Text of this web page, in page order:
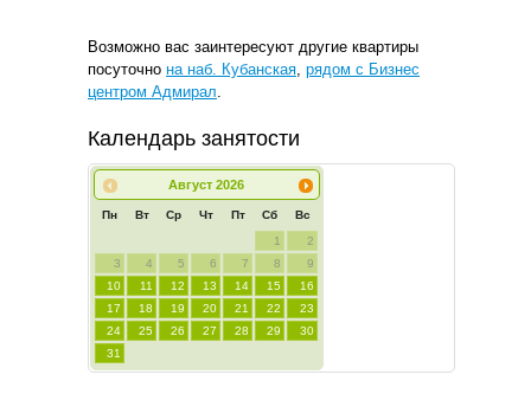
Возможно вас заинтересуют другие квартиры
посуточно на наб. Кубанская рядом с Бизнес
центром Адмирал
Календарь занятости
Август 2026
Пн Вт Ср Чт Пт Сб Вс
1
2
3
4 5 6 7 8
9
10
11 12 13 14 15
16
17
18 19 20 21 22
23
24
25 26 27 28 29
30
31